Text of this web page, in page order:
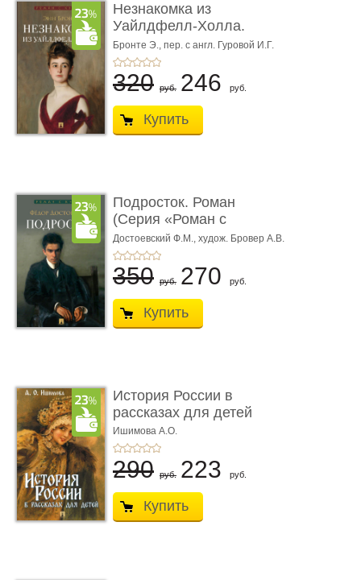
Незнакомка из
Уайлдфелл-Холла.
Роман (Серия «Р� ...
Бронте Э., пер. с англ. Гуровой И.Г.
320 руб. 246 руб.
Купить
Подросток. Роман
(Серия «Роман с
книгой»)
Достоевский Ф.М., худож. Бровер А.В.
350 руб. 270 руб.
Купить
История России в
рассказах для детей
Ишимова А.О.
290 руб. 223 руб.
Купить